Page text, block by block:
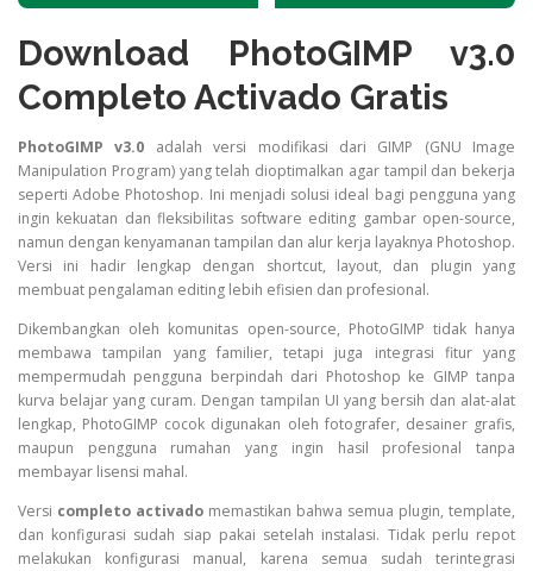
Download PhotoGIMP v3.0
Completo Activado Gratis
PhotoGIMP v3.0 adalah versi modifikasi dari GIMP (GNU Image
Manipulation Program) yang telah dioptimalkan agar tampil dan bekerja
seperti Adobe Photoshop. Ini menjadi solusi ideal bagi pengguna yang
ingin kekuatan dan fleksibilitas software editing gambar open-source,
namun dengan kenyamanan tampilan dan alur kerja layaknya Photoshop.
Versi ini hadir lengkap dengan shortcut, layout, dan plugin yang
membuat pengalaman editing lebih efisien dan profesional.
Dikembangkan oleh komunitas open-source, PhotoGIMP tidak hanya
membawa tampilan yang familier, tetapi juga integrasi fitur yang
mempermudah pengguna berpindah dari Photoshop ke GIMP tanpa
kurva belajar yang curam. Dengan tampilan UI yang bersih dan alat-alat
lengkap, PhotoGIMP cocok digunakan oleh fotografer, desainer grafis,
maupun pengguna rumahan yang ingin hasil profesional tanpa
membayar lisensi mahal.
Versi completo activado memastikan bahwa semua plugin, template,
dan konfigurasi sudah siap pakai setelah instalasi. Tidak perlu repot
melakukan konfigurasi manual, karena semua sudah terintegrasi